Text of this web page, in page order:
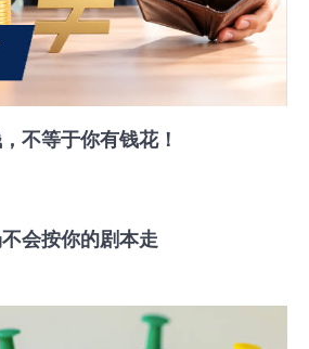
不等于你有钱花！
会按你的剧本走